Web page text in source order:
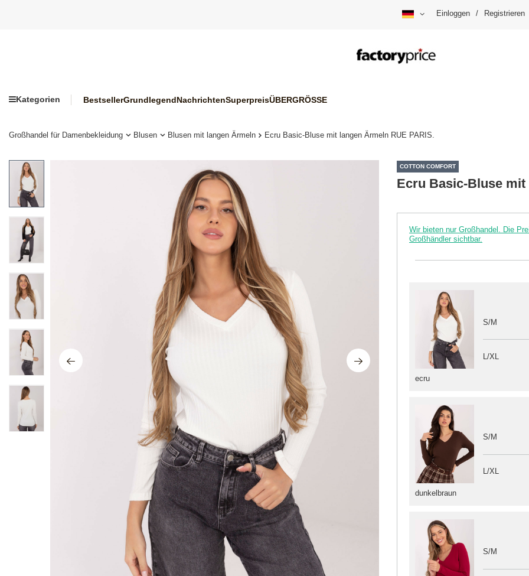
Einloggen / Registrieren
Kategorien BestsellerGrundlegendNachrichtenSuperpreisÜBERGRÖSSE
Großhandel für Damenbekleidung Blusen Blusen mit langen Ärmeln Ecru Basic-Bluse mit langen Ärmeln RUE PARIS.
COTTON COMFORT
Ecru Basic-Bluse mit
Wir bieten nur Großhandel. Die
Großhändler sichtbar.
ecru
S/M
L/XL
dunkelbraun
S/M
L/XL
S/M